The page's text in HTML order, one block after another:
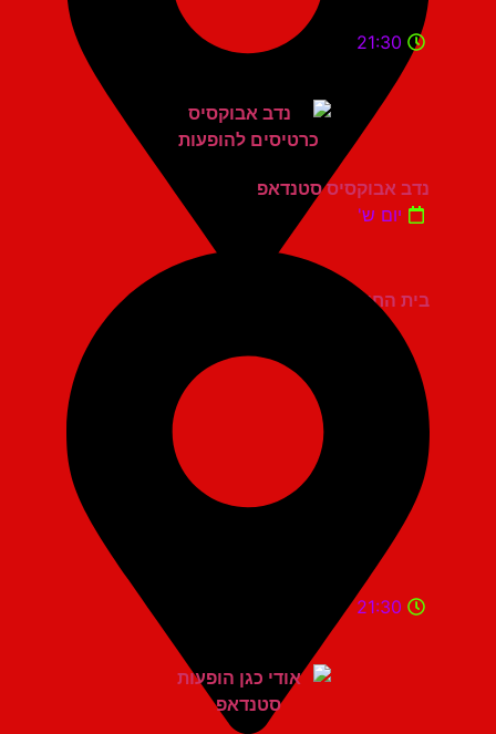
בית החייל תל אביב
21:30
נדב אבוקסיס סטנדאפ
יום ש'
21:30